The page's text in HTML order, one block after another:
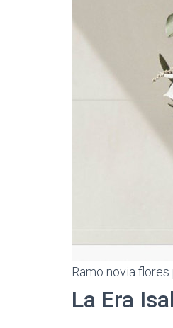
Ramo novia
La Era